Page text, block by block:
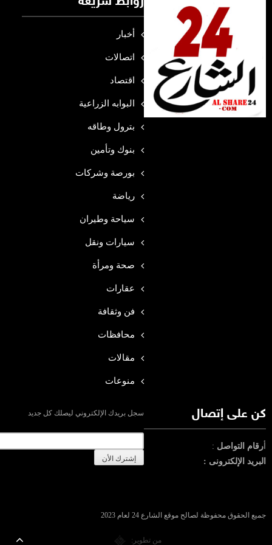
أخبار
اتصالات
اقتصاد
البوابه الزراعية
بترول وطاقه
بنوك وتأمين
بورصة وشركات
رياضة
سياحة وطيران
سيارات ونقل
صحة ومرأة
عقارات
فن وثقافة
محافظات
مقالات
منوعات
كن على إتصال
رقام التواصل :
البريد الإلكترونى :
سجل بريدك الإلكتروني ليصلك كل جديد
جميع الحقوق محفوظة لصالح موقع الشارع 24 لعام 2023
من تطوير: